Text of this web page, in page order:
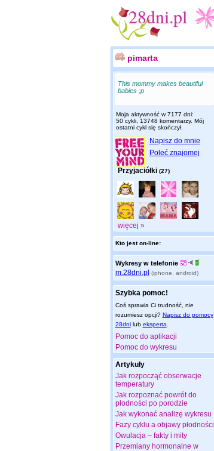
pimarta
This mommy makes beautiful
babies ;p
Moja aktywność w 7177 dni:
50 cykli, 13748 komentarzy. Mój
ostatni cykl się skończył.
Napisz do mnie
Poleć znajomej
Przyjaciółki (27)
więcej »
Kto jest on-line:
Wykresy w telefonie
m.28dni.pl (iphone, android)
Szybka pomoc!
Coś sprawia Ci trudność, nie
rozumiesz opcji? Napisz do pomocy
28dnilub eksperta
Pomoc do aplikacji
Pomoc do wykresu
Artykuły
Jak rozpocząć obserwacje
temperatury
Jak rozpoznać powrót do
płodności po porodzie
Jak wykonać analizę wykresu
Fazy cyklu a objawy płodności
Owulacja – fakty i mity
Przemiany hormonalne w